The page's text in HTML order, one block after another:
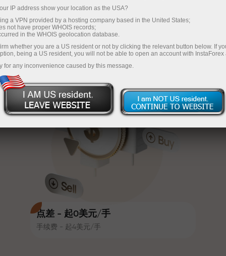
InstaForex
点差 - 起0美元/手
手续费 - 起4美元/手
易的优惠条件
时可获得高达30%的奖金，并享受
其他促销活动和优惠
赛道速度与交易速度共享相同价值
观。Ales Loprais将刺激与纪律元素
带入交易世界，作为InstaForex合作
伙伴，激励客户实现雄心勃勃的目
交易速度
与赛道速度
您的专属礼物大奖
充值$333—选择价值高达$1,500的礼物
无风险交易—
我们保证您的利润
最高X1000奖金—市场上最大倍数
IP address show your location as the USA?
a VPN provided by a hosting company based in the United States;
not have proper WHOIS records;
in the WHOIS geolocation database.
whether you are a US resident or not by clicking the relevant button below. If
being a US resident, you will not be able to open an account with InstaForex
for any inconvenience caused by this message.